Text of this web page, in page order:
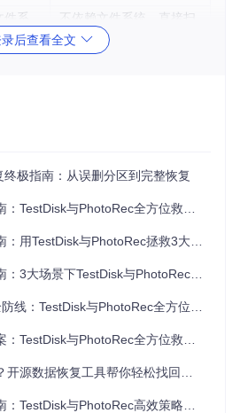
系
不依赖文件系统，直接扫
描数据
包并解压到无故障的磁盘分区
置硬盘盒连接到电脑
要在故障磁盘上安装或运行恢复工
险
testdisk_win.exe（Windows）或在
后查看全文
终极指南：从误删分区到完整恢复
TestDisk与PhotoRec全方位救援方案
与PhotoRec拯救3大场景下的丢失文件
场景下TestDisk与PhotoRec的7个专家方案
：TestDisk与PhotoRec全方位救援指南
TestDisk与PhotoRec全方位救援指南
源数据恢复工具帮你轻松找回文件
与PhotoRec高效策略与深度应用